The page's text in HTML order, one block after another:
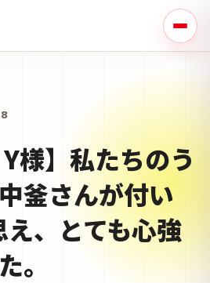
Y様】私たちのう
釜さんが付い
、とても心強
。